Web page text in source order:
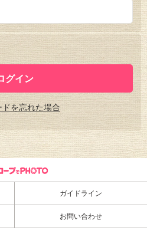
ドを忘れた場合
ガイドライン
お問い合わせ